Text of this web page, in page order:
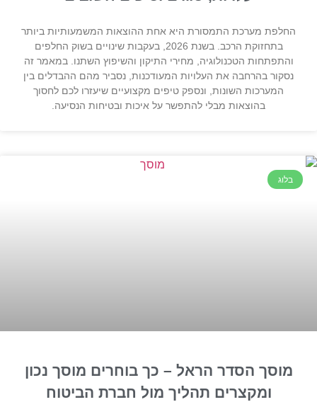
החלפת מערכת התמסורת היא אחת ההוצאות המשמעותיות ביותר
בתחזוקת הרכב. בשנת 2026, בעקבות שינויים בשוק החלפים
והתפתחות הטכנולוגיה, מחירי התיקון והשיפוץ השתנו. במאמר זה
נסקור בהרחבה את העלויות המעודכנות, נסביר מהם ההבדלים בין
המערכות השונות, ונספק טיפים מקצועיים שיעזרו לכם לחסוך
בהוצאות מבלי להתפשר על איכות ובטיחות הנסיעה.
בלוג
מוסך הסדר הראל – כך בוחרים מוסך נכון
ומקצרים תהליך מול חברת הביטוח